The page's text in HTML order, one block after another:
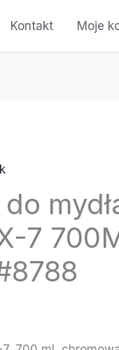
Kontakt Moje
7